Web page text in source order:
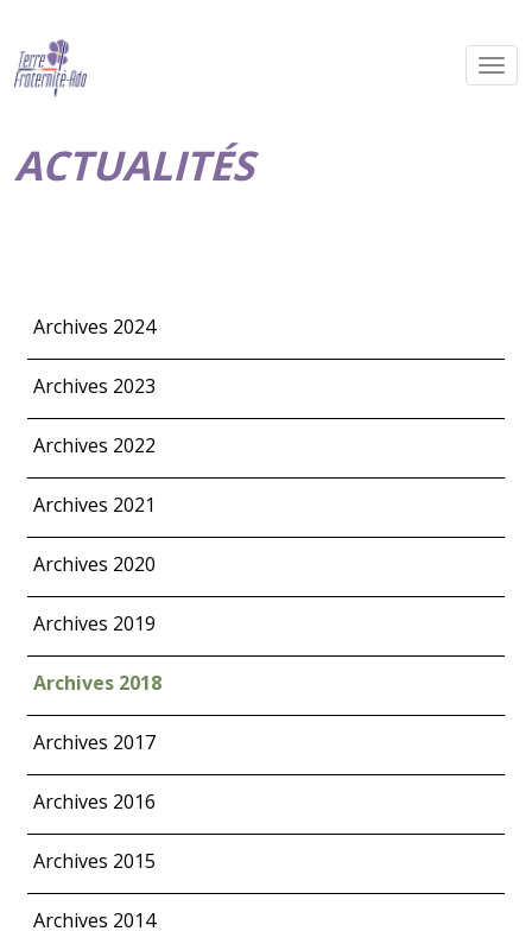
ACTUALITÉS
Archives 2024
Archives 2023
Archives 2022
Archives 2021
Archives 2020
Archives 2019
Archives 2018
Archives 2017
Archives 2016
Archives 2015
Archives 2014